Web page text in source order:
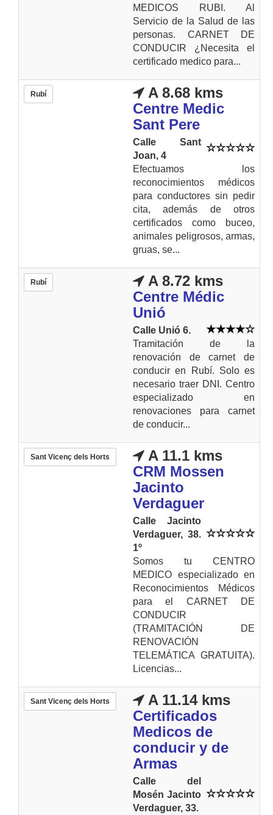
MEDICOS RUBI. Al
Servicio de la Salud de las
personas. CARNET DE
CONDUCIR ¿Necesita el
certificado medico para...
Rubí
A 8.68 kms
Centre Medic
Sant Pere
Calle Sant
Joan, 4
Efectuamos los
reconocimientos médicos
para conductores sin pedir
cita, además de otros
certificados como buceo,
animales peligrosos, armas,
gruas, se...
Rubí
A 8.72 kms
Centre Médic
Unió
Calle Unió 6.
Tramitación de la
renovación de carnet de
conducir en Rubí. Solo es
necesario traer DNI. Centro
especializado en
renovaciones para carnet
de conducir...
Sant Vicenç dels Horts
A 11.1 kms
CRM Mossen
Jacinto
Verdaguer
Calle Jacinto
Verdaguer, 38.
1º
Somos tu CENTRO
MEDICO especializado en
Reconocimientos Médicos
para el CARNET DE
CONDUCIR
(TRAMITACIÓN DE
RENOVACIÓN
TELEMÁTICA GRATUITA).
Licencias...
Sant Vicenç dels Horts
A 11.14 kms
Certificados
Medicos de
conducir y de
Armas
Calle del
Mosén Jacinto
Verdaguer, 33.